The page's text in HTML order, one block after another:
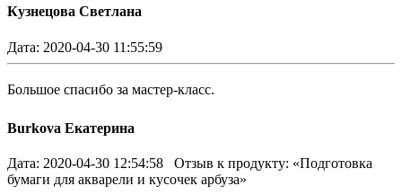
Кузнецова Светлана
Дата: 2020-04-30 11:55:59
Большое спасибо за мастер-класс.
Burkova Екатерина
Дата: 2020-04-30 12:54:58
Отзыв к продукту: «Подготовка
бумаги для акварели и кусочек арбуза»